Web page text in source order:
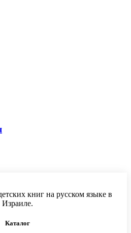
книг на русском языке в
Израиле.
Каталог